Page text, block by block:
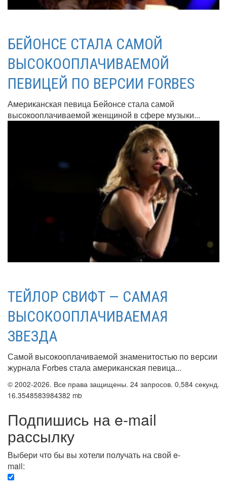
БЕЙОНСЕ СТАЛА САМОЙ
ВЫСОКООПЛАЧИВАЕМОЙ
ПЕВИЦЕЙ ПО ВЕРСИИ FORBES
Американская певица Бейонсе стала самой
высокооплачиваемой женщиной в сфере музыки...
ТЕЙЛОР СВИФТ — САМАЯ
ВЫСОКООПЛАЧИВАЕМАЯ
ЗВЕЗДА
Самой высокооплачиваемой знаменитостью по версии
журнала Forbes стала американская певица...
© 2002-2026. Все права защищены. 24 запросов. 0,584 секунд.
16.3548583984382 mb
Подпишись на e-mail
рассылку
Выбери что бы вы хотели получать на свой e-
mail: